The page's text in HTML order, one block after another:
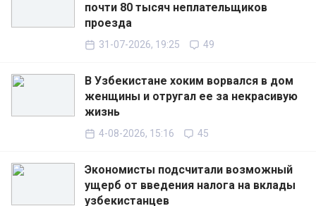
почти 80 тысяч неплательщиков
проезда
31-07-2026, 19:25 49
В Узбекистане хоким ворвался в дом
женщины и отругал ее за некрасивую
жизнь
4-08-2026, 15:16 45
Экономисты подсчитали возможный
ущерб от введения налога на вклады
узбекистанцев